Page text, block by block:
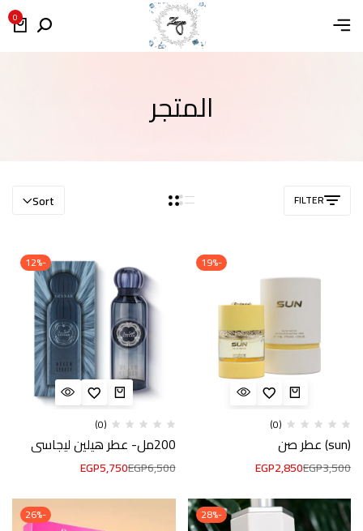
0
المتجر
FILTER
Sort
-19%
(0)
(sun) عطر صن
EGP3,500
EGP2,850
-12%
(0)
200مل- عطر هيلين ليجاسي
EGP6,500
EGP5,750
-28%
-26%